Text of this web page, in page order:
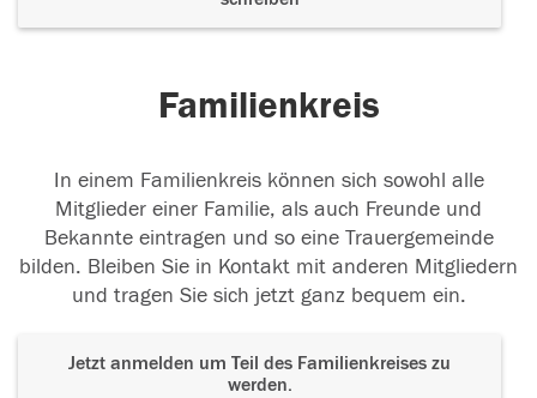
Familienkreis
In einem Familienkreis können sich sowohl alle
Mitglieder einer Familie, als auch Freunde und
Bekannte eintragen und so eine Trauergemeinde
bilden. Bleiben Sie in Kontakt mit anderen Mitgliedern
und tragen Sie sich jetzt ganz bequem ein.
Jetzt anmelden um Teil des Familienkreises zu
werden.